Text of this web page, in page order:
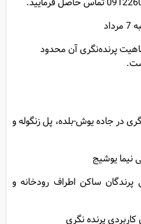
پرنده‌نگری آن محدود
در جاده یوش-بلده، پل زنگوله و
نیما یوشیج
پرندگان ساکن اطراف رودخانه و
پرنده نگری